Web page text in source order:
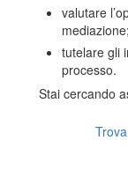
valutare
mediazione;
tutelare gli
processo.
Stai cercando